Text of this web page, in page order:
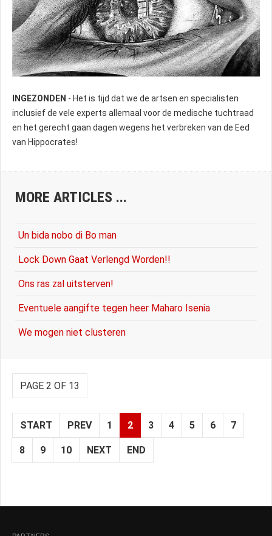
INGEZONDEN - Het is tijd dat we de artsen en specialisten
inclusief de vele experts allemaal voor de medische tuchtraad
en het gerecht gaan dagen wegens het verbreken van de Eed
van Hippocrates!
MORE ARTICLES ...
Un bida nobo di Bo man
Lock Down Gaat Verlengd Worden!!
Ons ras zal uitsterven!
Eventuele aangifte tegen heer Maharo Isenia
We mogen niet clusteren
PAGE 2 OF 13
START PREV 1 2 3 4 5 6 7
8 9 10 NEXT END